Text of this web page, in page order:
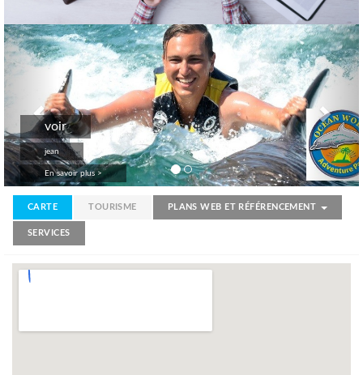
voir
jean
En savoir plus >
Previous
CARTE TOURISME PLANS WEB ET RÉFÉRENCEMENT
SERVICES